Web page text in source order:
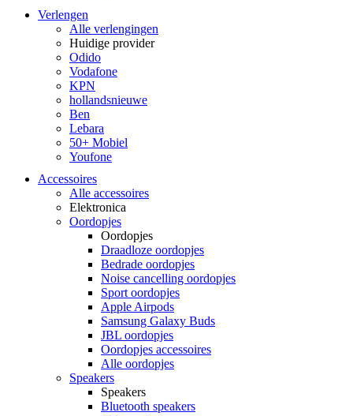
Verlengen
Alle verlengingen
Huidige provider
Odido
Vodafone
KPN
hollandsnieuwe
Ben
Lebara
50+ Mobiel
Youfone
Accessoires
Alle accessoires
Elektronica
Oordopjes
Oordopjes
Draadloze oordopjes
Bedrade oordopjes
Noise cancelling oordopjes
Sport oordopjes
Apple Airpods
Samsung Galaxy Buds
JBL oordopjes
Oordopjes accessoires
Alle oordopjes
Speakers
Speakers
Bluetooth speakers